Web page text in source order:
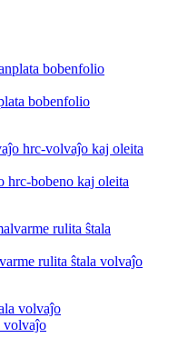
bobenfolio
hrc-bobeno kaj oleita
rulita ŝtala volvaĵo
volvaĵo